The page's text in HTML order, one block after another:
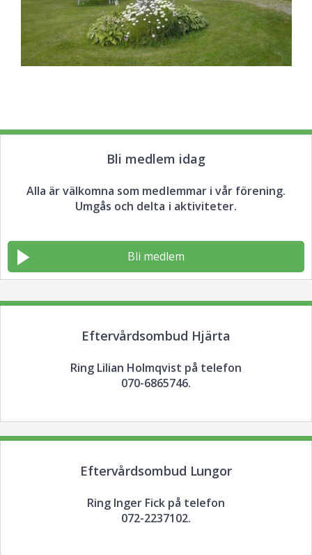
Bli medlem idag
Alla är välkomna som medlemmar i vår förening.
Umgås och delta i aktiviteter.
Bli medlem
Eftervårdsombud Hjärta
Ring Lilian Holmqvist på telefon
070-6865746.
Eftervårdsombud Lungor
Ring Inger Fick på telefon
072-2237102.